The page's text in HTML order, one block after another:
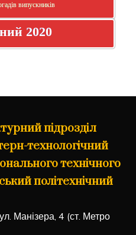
випускників
2020
підрозділ
технологічний
технічного
політехнічний
Манізера, 4 (ст. Метро